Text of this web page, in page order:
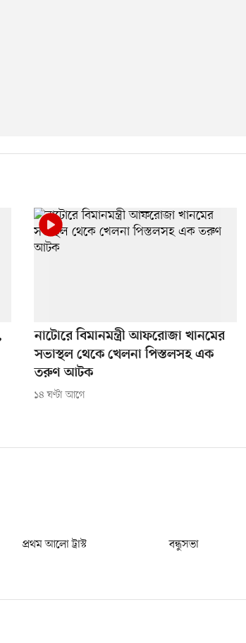
নাটোরে বিমানমন্ত্রী আফরোজা খানমের
সভাস্থল থেকে খেলনা পিস্তলসহ এক
তরুণ আটক
১৪ ঘণ্টা আগে
প্রথম আলো ট্রাস্ট বন্ধুসভা